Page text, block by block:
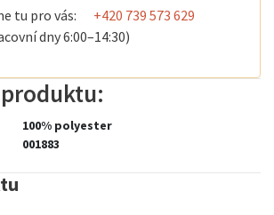
tu pro vás:
+420 739 573 629
dny 6:00–14:30)
100% polyester
001883